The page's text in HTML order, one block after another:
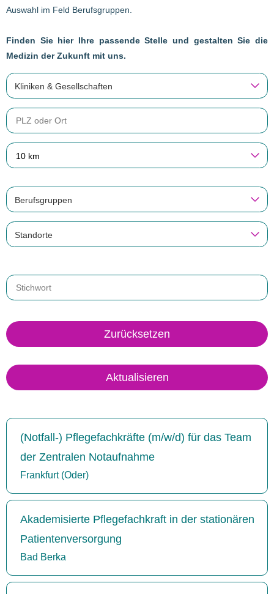
Auswahl im Feld Berufsgruppen.
Finden Sie hier Ihre passende Stelle und gestalten Sie die
Medizin der Zukunft mit uns.
Kliniken & Gesellschaften
10 km
Berufsgruppen
Standorte
Zurücksetzen
Aktualisieren
(Notfall-) Pflegefachkräfte (m/w/d) für das Team
der Zentralen Notaufnahme
Frankfurt (Oder)
Akademisierte Pflegefachkraft in der stationären
Patientenversorgung
Bad Berka